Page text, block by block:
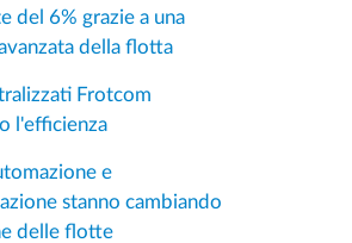
del 6% grazie a una
della flotta
Frotcom
l'efficienza
e
stanno cambiando
delle flotte